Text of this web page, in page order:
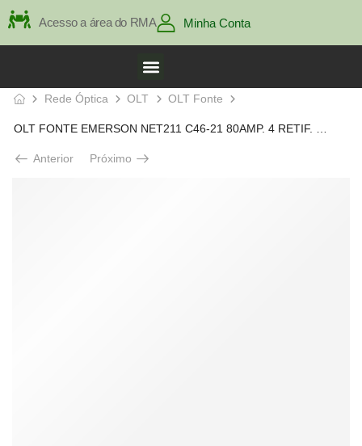
Acesso a área do RMA Minha Conta
Rede Óptica OLT OLT Fonte
Anterior Próximo